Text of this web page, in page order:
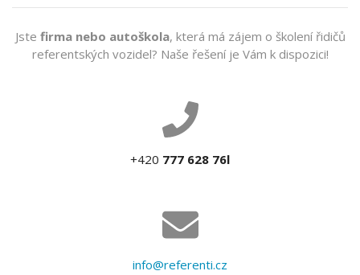
Jste firma nebo autoškola, která má zájem o školení řidičů
referentských vozidel? Naše řešení je Vám k dispozici!
+420 777 628 76l
info@referenti.cz